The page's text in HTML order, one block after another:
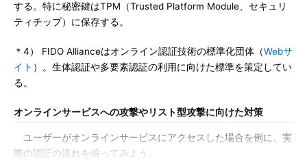
する。特に秘密鍵はTPM（Trusted Platform Module、セキュリ
ティチップ）に保存する。
＊4） FIDO Allianceはオンライン認証技術の標準化団体（Webサ
イト ）。生体認証や多要素認証の利用に向けた標準を策定してい
る。
オンラインサービスへの攻撃やリスト型攻撃に向けた対策
ユーザーがオンラインサービスにアクセスした場合を例に、実
際の認証の流れを追ってみよう。